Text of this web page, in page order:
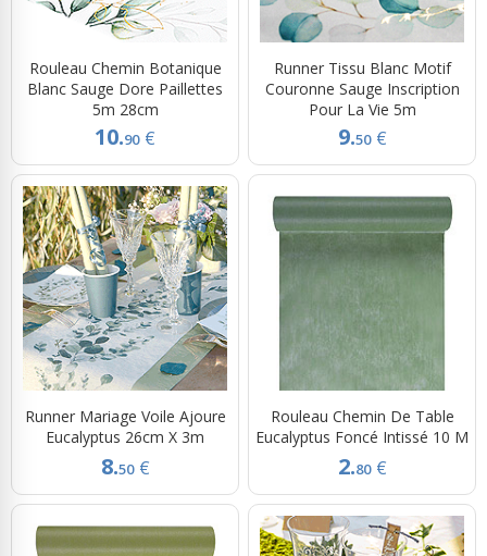
Rouleau Chemin Botanique
Blanc Sauge Dore Paillettes
5m 28cm
10.90 €
Runner Tissu Blanc Motif
Couronne Sauge Inscription
Pour La Vie 5m
9.50 €
Runner Mariage Voile Ajoure
Eucalyptus 26cm X 3m
8.50 €
Rouleau Chemin De Table
Eucalyptus Foncé Intissé 10 M
2.80 €